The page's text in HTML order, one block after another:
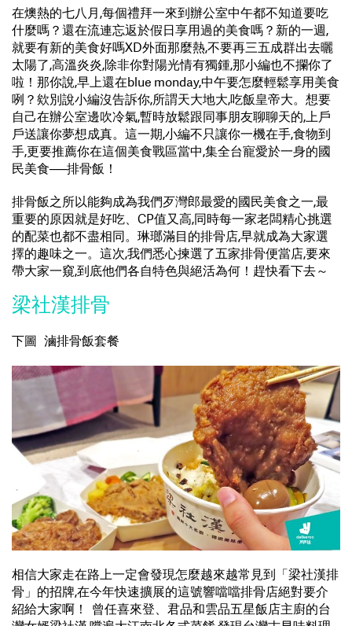
在燠熱的七八月,每個禮拜一來到辦公室中午都不知道要吃
什麼嗎？還在流連忘返於假日享用過的美食嗎？新的一週,
就要有新的美食好嗎XD外面那麼熱,不要再三五成群出去曬
太陽了,高溫炎炎,除非你對陽光情有獨鍾,那小編也不攔你了
啦！那你說,早上還在blue monday,中午要怎麼輕鬆享用美食
咧？欸別說小編沒告訴你,所謂天大地大,吃飯皇帝大。想要
自己在辦公室邊吹冷氣,暫時放鬆跟同事朋友聊聊天的,上戶
戶送讓你夢想成真。這一期,小編不只讓你一機在手,食物到
手,更要推薦你在這個美食戰區當中,集全台寵愛於一身的國
民美食──排骨飯！
排骨飯之所以能夠成為我們歹灣郎最愛的國民美食之一,最
重要的原因就是好吃、CP值又高,同時每一家老闆精心挑選
的配菜也都不盡相同。琳瑯滿目的排骨店,早就成為大家選
擇的趣味之一。這次,我們悉心揀選了五家排骨便當店,要來
帶大家一窺,到底他們各自特色與絕活為何！趕快看下去～
梁社漢排骨
下圖 滷排骨飯套餐
相信大家走在路上一定會發現怎麼越來越常見到「梁社漢排
骨」的招牌,在今年快速擴展的這號響噹噹排骨店絕對要介
紹給大家啊！ 曾任喜來登、君品和雲品五星飯店主廚的台